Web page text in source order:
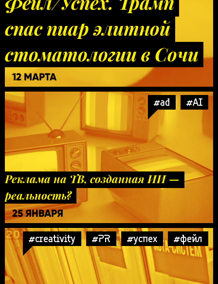
спас пиар элитной
стоматологии в Сочи
12 МАРТА
#ad #AI
Реклама на ТВ, созданная ИИ —
реальность?
25 ЯНВАРЯ
#creativity #PR #успех #фейл